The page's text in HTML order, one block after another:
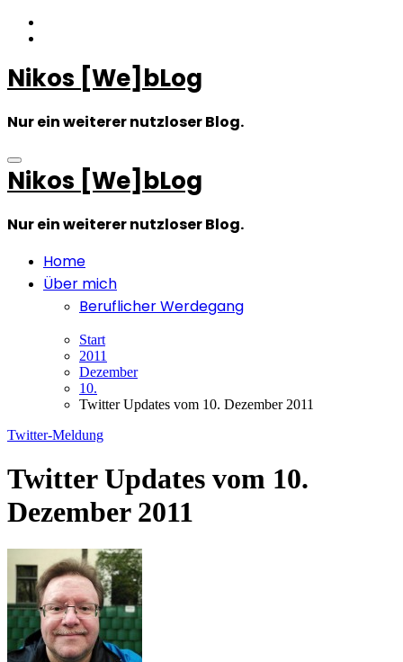
Zum
Inhalt
Nikos [We]bLog
Nur ein weiterer nutzloser Blog.
Nikos [We]bLog
Nur ein weiterer nutzloser Blog.
Home
Über mich
Beruflicher Werdegang
Start
2011
Dezember
10.
Twitter Updates vom 10. Dezember 2011
Twitter-Meldung
Twitter Updates vom 10.
Dezember 2011